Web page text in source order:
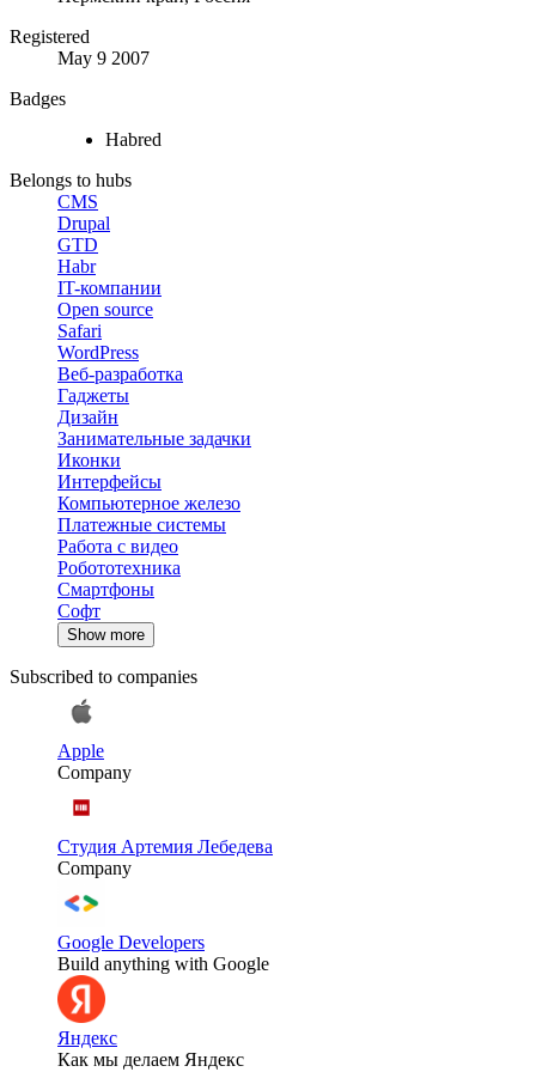
Registered
May 9 2007
Badges
Habred
Belongs to hubs
CMS
Drupal
GTD
Habr
IT-компании
Open source
Safari
WordPress
Веб-разработка
Гаджеты
Дизайн
Занимательные задачки
Иконки
Интерфейсы
Компьютерное железо
Платежные системы
Работа с видео
Робототехника
Смартфоны
Софт
Show more
Subscribed to companies
Apple
Company
Студия Артемия Лебедева
Company
Google Developers
Build anything with Google
Яндекс
Как мы делаем Яндекс